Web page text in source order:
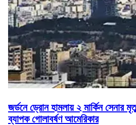
জর্ডনে ড্রোন হামলায় ২ মার্কিন সেনার
ব্যাপক গোলাবর্ষণ আমেরিকার